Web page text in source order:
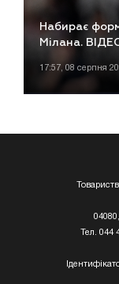
Набирає
Мілана.
17:57, 08 серпня
Тел. 044